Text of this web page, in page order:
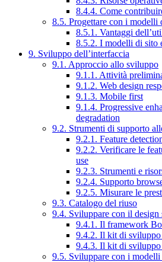
8.4.4. Come
8.5. Progettare con i modelli
8.5.1. Vantaggi
8.5.2. I modelli di sito
9. Sviluppo dell’interfaccia
9.1. Approccio allo sviluppo
9.1.1. Attività
9.1.2. Web design
9.1.3. Mobile first
9.1.4. Progressive
degradation
9.2. Strumenti di supporto
9.2.1. Feature
9.2.2. Verificare le
use
9.2.3. Strumenti e
9.2.4. Supporto
9.2.5. Misurare le
9.3. Catalogo del riuso
9.4. Sviluppare con il design
9.4.1. Il framework
9.4.2. Il kit di sviluppo
9.4.3. Il kit di
9.5. Sviluppare con i